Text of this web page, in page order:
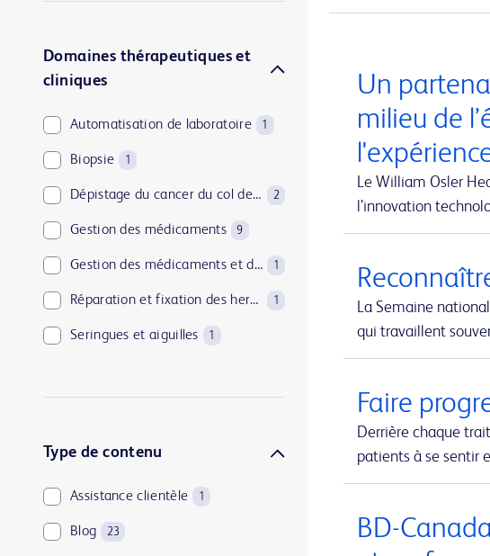
Domaines thérapeutiques et
cliniques
Automatisation de laboratoire 1
Biopsie 1
Dépistage du cancer du col de l’utérus 2
Gestion des médicaments 9
Gestion des médicaments et de l’approvisionnement 1
Réparation et fixation des hernies 1
Seringues et aiguilles 1
Type de contenu
Assistance clientèle 1
Blog 23
Un
milieu de
Le William Osler
l’innovation
La Semaine
qui travaillent
Faire
Derrière chaque
patients à se sentir
BD-